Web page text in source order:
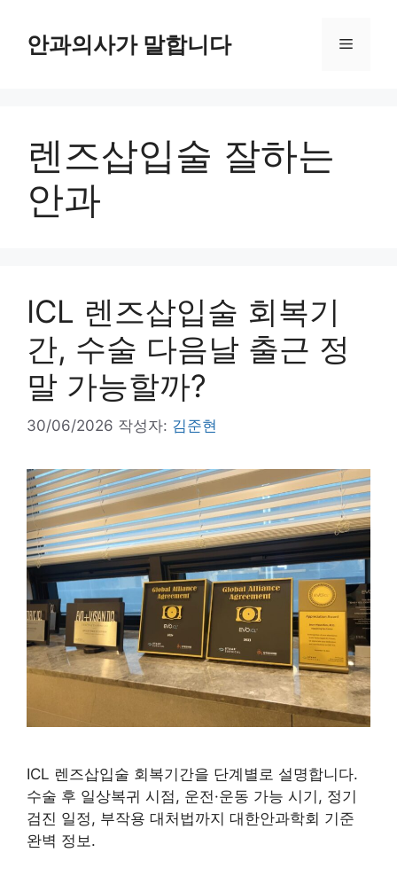
안과의사가 말합니다 메
렌즈삽입술 잘하는
안과
ICL 렌즈삽입술 회복기
간, 수술 다음날 출근 정
말 가능할까?
30/06/2026 작성자: 김준현
ICL 렌즈삽입술 회복기간을 단계별로 설명합니다.
수술 후 일상복귀 시점, 운전·운동 가능 시기, 정기
검진 일정, 부작용 대처법까지 대한안과학회 기준
완벽 정보.